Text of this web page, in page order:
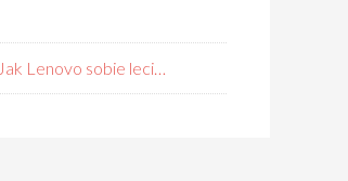
Jak Lenovo sobie leci…